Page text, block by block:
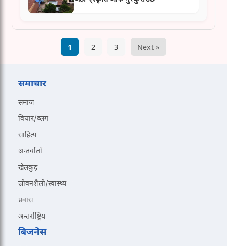
1 2 3 Next »
समाचार
समाज
विचार/ब्लग
साहित्य
अन्तर्वार्ता
खेलकुद़़
जीवनशैली/स्वास्थ्य
प्रवास
अन्तर्राष्ट्रिय
बिजनेस